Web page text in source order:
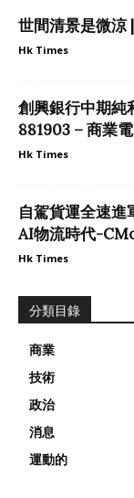
世間清景是微涼
Hk Times
創興銀行中期純
881903 – 商業
Hk Times
自駕貨運全速
AI物流時代-
Hk Times
分類目錄
商業
技術
政治
消息
運動的